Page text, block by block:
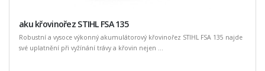
aku křovinořez STIHL FSA 135
Robustní a vysoce výkonný akumulátorový křovinořez STIHL FSA 135 najde
své uplatnění při vyžínání trávy a křovin nejen ...